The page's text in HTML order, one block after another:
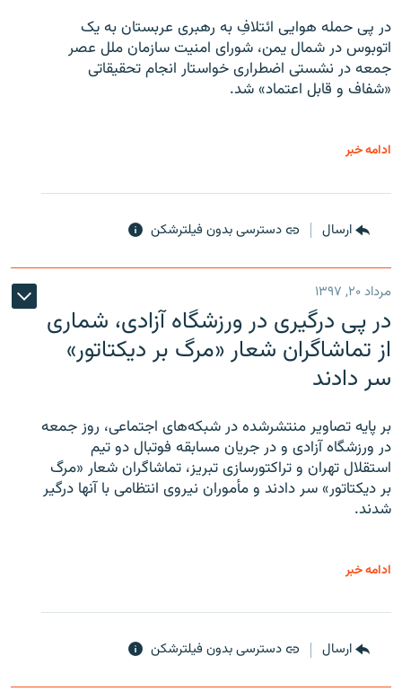
در پی حمله هوایی ائتلافِ به رهبری عربستان به یک
اتوبوس در شمال یمن، شورای امنیت سازمان ملل عصر
جمعه در نشستی اضطراری خواستار انجام تحقیقاتی
«شفاف و قابل اعتماد» شد.
ادامه خبر
ارسال دسترسی بدون فیلترشکن
مرداد ۲۰, ۱۳۹۷
در پی درگیری در ورزشگاه آزادی، شماری
از تماشاگران شعار «مرگ بر دیکتاتور»
سر دادند
بر پایه تصاویر منتشرشده در شبکه‌های اجتماعی، روز جمعه
در ورزشگاه آزادی و در جریان مسابقه فوتبال دو تیم
استقلال تهران و تراکتورسازی تبریز، تماشاگران شعار «مرگ
بر دیکتاتور» سر دادند و مأموران نیروی انتظامی با آنها درگیر
شدند.
ادامه خبر
ارسال دسترسی بدون فیلترشکن